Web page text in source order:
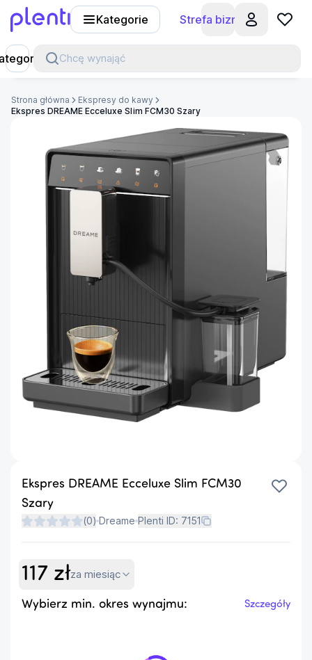
Kategorie Strefa biznesu
Chcę wynająć
Strona główna
Ekspresy do kawy
Ekspres DREAME Ecceluxe Slim FCM30 Szary
Ekspres DREAME Ecceluxe Slim FCM30
Szary
(0) Dreame Plenti ID: 7151
117 złza miesiąc
Wybierz min. okres wynajmu: Szczegóły